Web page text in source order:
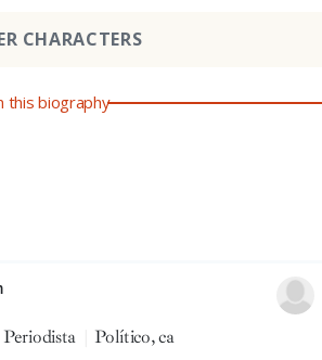
CHARACTERS
this biography
Periodista Político, ca